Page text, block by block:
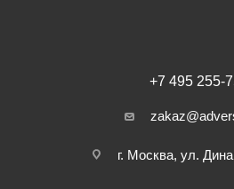
+7 495 255-
г. Москва, ул.